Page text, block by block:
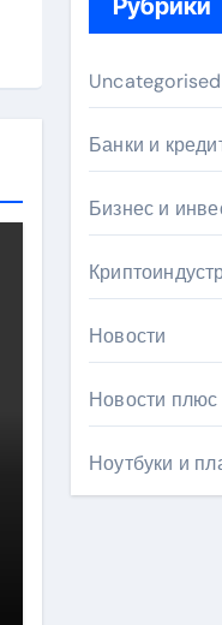
Рубрики
Uncategorised
Банки и
Бизнес и
Новости
Новости плюс
Ноутбуки и